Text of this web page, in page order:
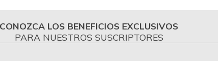
CONOZCA LOS BENEFICIOS EXCLUSIVOS
PARA NUESTROS SUSCRIPTORES